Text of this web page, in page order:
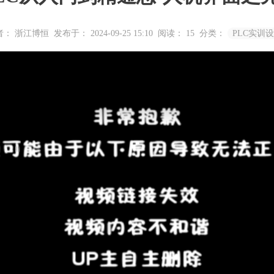
： 浙江博恒 发布于： 2024-09-25 15:10 阅读： 15 分类： PLC实训